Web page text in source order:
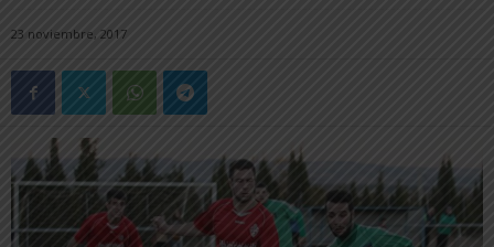
23 noviembre, 2017